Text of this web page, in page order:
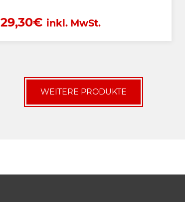
29,30€ inkl. MwSt.
WEITERE PRODUKTE